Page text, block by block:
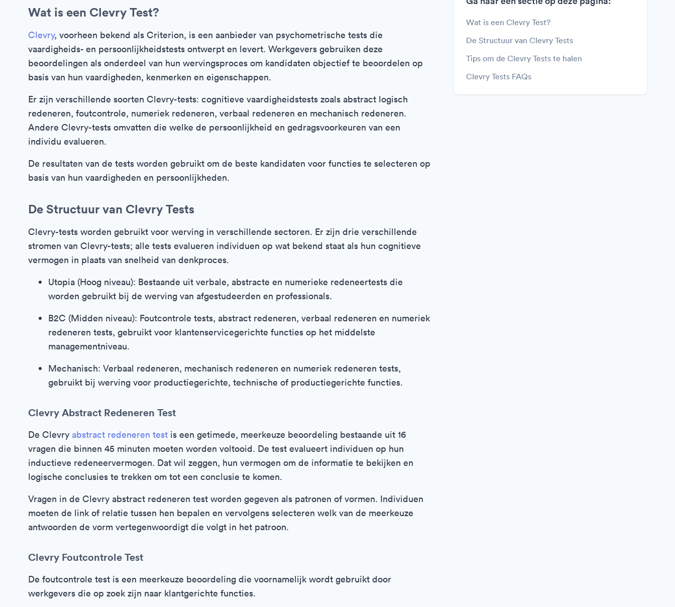
Wat is een Clevry Test?
Clevry, voorheen bekend als Criterion, is een aanbieder van psychometrische tests die
vaardigheids- en persoonlijkheidstests ontwerpt en levert. Werkgevers gebruiken deze
beoordelingen als onderdeel van hun wervingsproces om kandidaten objectief te beoordelen op
basis van hun vaardigheden, kenmerken en eigenschappen.
Er zijn verschillende soorten Clevry-tests: cognitieve vaardigheidstests zoals abstract logisch
redeneren, foutcontrole, numeriek redeneren, verbaal redeneren en mechanisch redeneren.
Andere Clevry-tests omvatten die welke de persoonlijkheid en gedragsvoorkeuren van een
individu evalueren.
De resultaten van de tests worden gebruikt om de beste kandidaten voor functies te selecteren op
basis van hun vaardigheden en persoonlijkheden.
De Structuur van Clevry Tests
Clevry-tests worden gebruikt voor werving in verschillende sectoren. Er zijn drie verschillende
stromen van Clevry-tests; alle tests evalueren individuen op wat bekend staat als hun cognitieve
vermogen in plaats van snelheid van denkproces.
Utopia (Hoog niveau): Bestaande uit verbale, abstracte en numerieke redeneertests die
worden gebruikt bij de werving van afgestudeerden en professionals.
B2C (Midden niveau): Foutcontrole tests, abstract redeneren, verbaal redeneren en numeriek
redeneren tests, gebruikt voor klantenservicegerichte functies op het middelste
managementniveau.
Mechanisch: Verbaal redeneren, mechanisch redeneren en numeriek redeneren tests,
gebruikt bij werving voor productiegerichte, technische of productiegerichte functies.
Clevry Abstract Redeneren Test
De Clevry abstract redeneren test is een getimede, meerkeuze beoordeling bestaande uit 16
vragen die binnen 45 minuten moeten worden voltooid. De test evalueert individuen op hun
inductieve redeneervermogen. Dat wil zeggen, hun vermogen om de informatie te bekijken en
logische conclusies te trekken om tot een conclusie te komen.
Vragen in de Clevry abstract redeneren test worden gegeven als patronen of vormen. Individuen
moeten de link of relatie tussen hen bepalen en vervolgens selecteren welk van de meerkeuze
antwoorden de vorm vertegenwoordigt die volgt in het patroon.
Clevry Foutcontrole Test
De foutcontrole test is een meerkeuze beoordeling die voornamelijk wordt gebruikt door
werkgevers die op zoek zijn naar klantgerichte functies.
Wat is een Clevry Test?
De Structuur van Clevry Tests
Tips om de Clevry Tests te halen
Clevry Tests FAQs